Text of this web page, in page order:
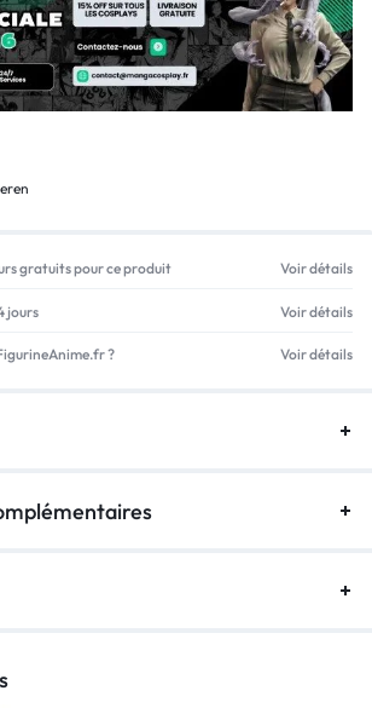
gratuits pour ce produit Voir détails
jours Voir détails
? Voir détails